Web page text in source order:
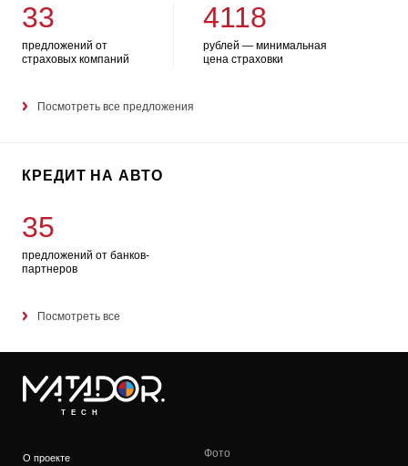
33
предложений от
страховых компаний
4118
рублей — минимальная
цена страховки
Посмотреть все предложения
КРЕДИТ НА АВТО
35
предложений от банков-
партнеров
Посмотреть все
TECH
О проекте
Фото